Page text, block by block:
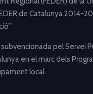
de Catalunya 2014-
pel Servei
en el marc dels
local.